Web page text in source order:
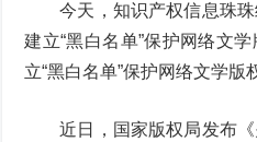
今天，知识产权信息珠
建立“黑白名单”保护网络文
立“黑白名单”保护网络文学版
近日，国家版权局发布